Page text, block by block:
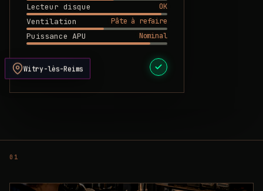
Lecteur disque
OK
Ventilation
Pâte à refaire
Puissance APU
Nominal
DEVIS PRÊT
Witry-lès-Reims